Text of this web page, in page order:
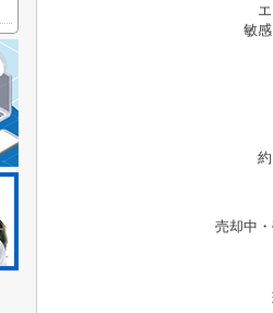
敏
売却中